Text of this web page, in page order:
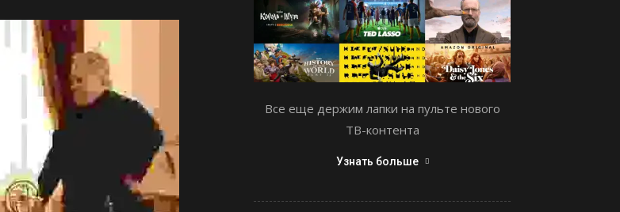
Все еще держим лапки на пульте нового
ТВ-контента
Узнать больше